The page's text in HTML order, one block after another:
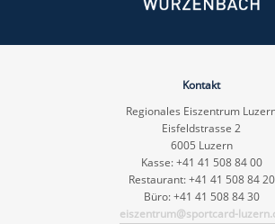
Kontakt
Regionales Eiszentrum
Eisfeldstrasse 2
6005 Luzern
Kasse: +41 41 508 84 00
Restaurant: +41 41 508 84 20
Büro: +41 41 508 84 30
eiszentrum@sportcard-